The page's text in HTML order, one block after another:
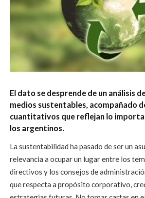
El dato se desprende de un análisis
medios sustentables, acompañado
cuantitativos que reflejan lo
los argentinos.
La sustentabilidad ha pasado de ser un
relevancia a ocupar un lugar entre los
directivos y los consejos de
que respecta a propósito corporativo,